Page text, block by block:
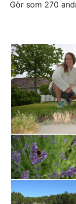
Gör som 270